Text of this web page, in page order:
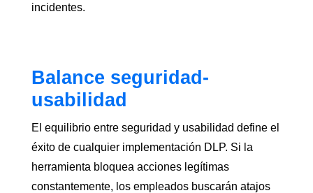
incidentes.
Balance seguridad-
usabilidad
El equilibrio entre seguridad y usabilidad define el
éxito de cualquier implementación DLP. Si la
herramienta bloquea acciones legítimas
constantemente, los empleados buscarán atajos